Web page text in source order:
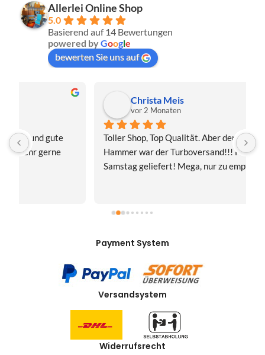
Allerlei Online Shop
5.0
Basierend auf 14 Bewertungen
powered byGoogle
bewerten Sie uns auf
Christa Meis
vor 2 Monaten
Toller Shop, Top Qualität. Aber der absolute
Hammer war der Turboversand!!! Freitag bestellt,
Samstag geliefert! Mega, nur zu empfehlen👍
Payment System
Versandsystem
Widerrufsrecht